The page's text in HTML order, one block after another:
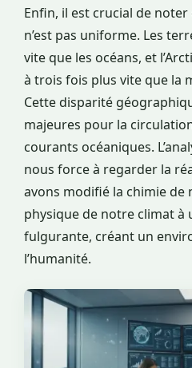
Enfin, il est crucial de
n’est pas uniforme. Les
vite que les océans, et
à trois fois plus vite que la
Cette disparité
majeures pour la
courants océaniques.
nous force à regarder la
avons modifié la chimie
physique de notre climat à
fulgurante, créant un
l’humanité.